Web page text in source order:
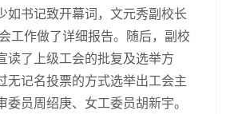
如书记致开幕词，文元秀副校长
工作做了详细报告。随后，副校
读了上级工会的批复及选举方
无记名投票的方式选举出工会主
委员周绍庚、女工委员胡新宇。